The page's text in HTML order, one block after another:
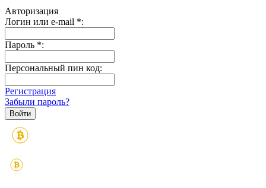
Авторизация
Логин или e-mail *:
Пароль *:
Персональный пин код:
Регистрация
Забыли пароль?